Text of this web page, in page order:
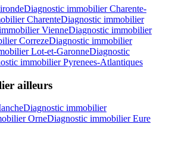
Diagnostic immobilier Charente-
CharenteDiagnostic immobilier
VienneDiagnostic immobilier
CorrezeDiagnostic immobilier
Lot-et-GaronneDiagnostic
immobilier Pyrenees-Atlantiques
ailleurs
Diagnostic immobilier
OrneDiagnostic immobilier Eure